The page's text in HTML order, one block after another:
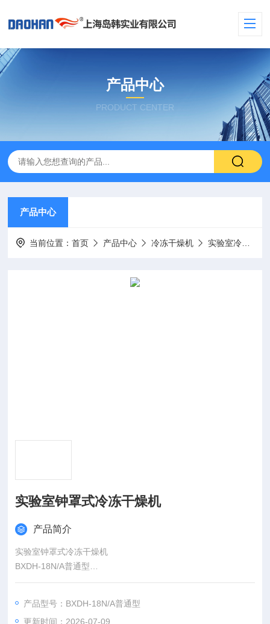
产品中心
PRODUCT CENTER
产品中心
当前位置：首页 产品中心 冷冻干燥机 实验室冷冻干燥机
实验室钟罩式冷冻干燥机
产品简介
实验室钟罩式冷冻干燥机
BXDH-18N/A普通型
工业嵌入式操作系统，ARM9核心控制电路设计，32M内存128
4、控制系统自动保存冻干数据，并能以实时曲线和历史曲线的
产品型号：BXDH-18N/A普通型
更新时间：2026-07-09